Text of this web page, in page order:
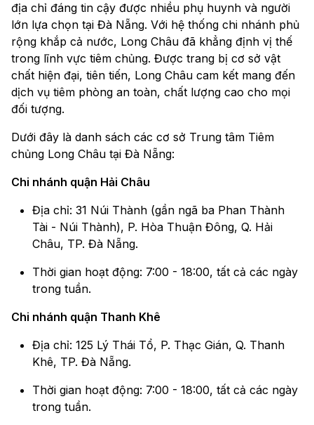
địa chỉ đáng tin cậy được nhiều phụ huynh và người
lớn lựa chọn tại Đà Nẵng. Với hệ thống chi nhánh phủ
rộng khắp cả nước, Long Châu đã khẳng định vị thế
trong lĩnh vực tiêm chủng. Được trang bị cơ sở vật
chất hiện đại, tiên tiến, Long Châu cam kết mang đến
dịch vụ tiêm phòng an toàn, chất lượng cao cho mọi
đối tượng.
Dưới đây là danh sách các cơ sở Trung tâm Tiêm
chủng Long Châu tại Đà Nẵng:
Chi nhánh quận Hải Châu
Địa chỉ: 31 Núi Thành (gần ngã ba Phan Thành
Tài - Núi Thành), P. Hòa Thuận Đông, Q. Hải
Châu, TP. Đà Nẵng.
Thời gian hoạt động: 7:00 - 18:00, tất cả các ngày
trong tuần.
Chi nhánh quận Thanh Khê
Địa chỉ: 125 Lý Thái Tổ, P. Thạc Gián, Q. Thanh
Khê, TP. Đà Nẵng.
Thời gian hoạt động: 7:00 - 18:00, tất cả các ngày
trong tuần.